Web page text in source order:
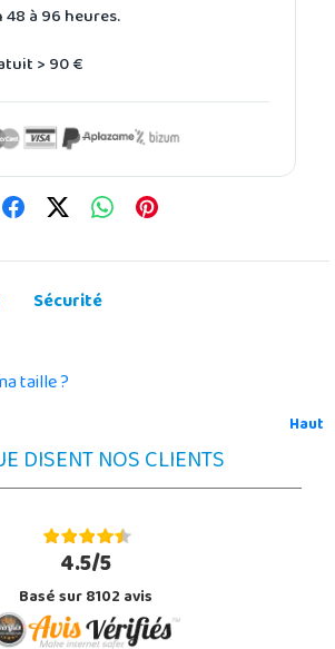
à 96 heures.
> 90 €
Sécurité
taille ?
Haut
DISENT NOS CLIENTS
4.5/5
Basé sur 8102 avis